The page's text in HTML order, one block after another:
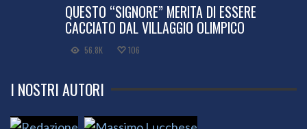
QUESTO “SIGNORE” MERITA DI ESSERE
CACCIATO DAL VILLAGGIO OLIMPICO
56.8K 106
I NOSTRI AUTORI